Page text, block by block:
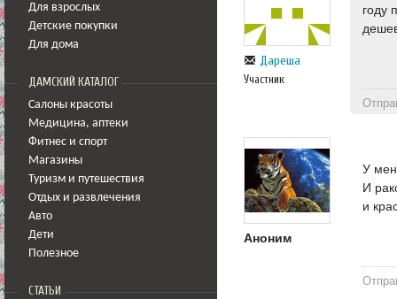
Для взрослых
Детские покупки
Для дома
ДАМСКИЙ КАТАЛОГ
Салоны красоты
Медицина, аптеки
Фитнес и спорт
Магазины
Туризм и путешествия
Отдых и развлечения
Авто
Дети
Полезное
СТАТЬИ
Дареша
Участник
году
Аноним
У
И
и